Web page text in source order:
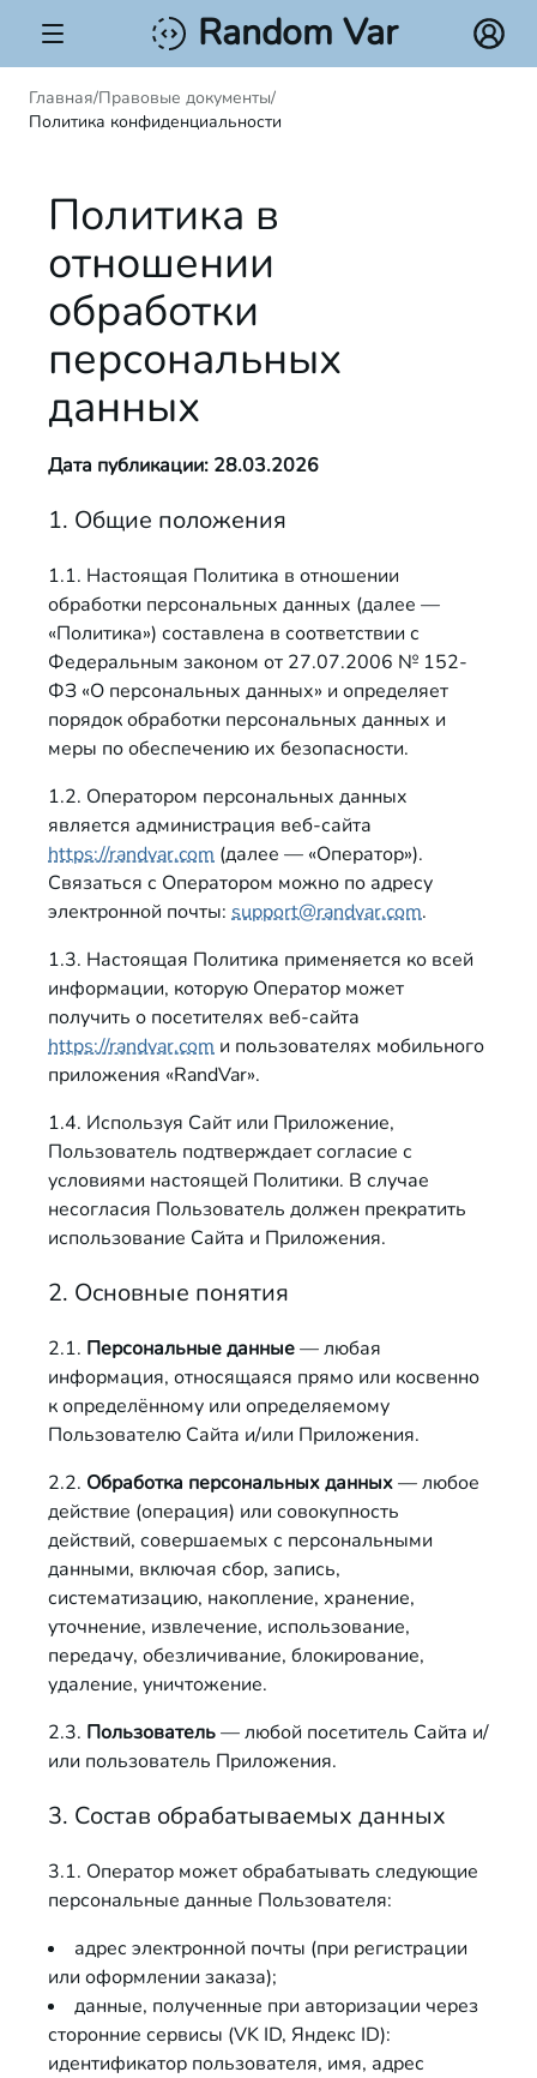
Random Var
Главная/Правовые документы/
Политика конфиденциальности
Политика в
отношении
обработки
персональных
данных
Дата публикации: 28.03.2026
1. Общие положения
1.1. Настоящая Политика в отношении
обработки персональных данных (далее —
«Политика») составлена в соответствии с
Федеральным законом от 27.07.2006 № 152-
ФЗ «О персональных данных» и определяет
порядок обработки персональных данных и
меры по обеспечению их безопасности.
1.2. Оператором персональных данных
является администрация веб-сайта
https://randvar.com (далее — «Оператор»).
Связаться с Оператором можно по адресу
электронной почты: support@randvar.com.
1.3. Настоящая Политика применяется ко всей
информации, которую Оператор может
получить о посетителях веб-сайта
https://randvar.com и пользователях мобильного
приложения «RandVar».
1.4. Используя Сайт или Приложение,
Пользователь подтверждает согласие с
условиями настоящей Политики. В случае
несогласия Пользователь должен прекратить
использование Сайта и Приложения.
2. Основные понятия
2.1. Персональные данные— любая
информация, относящаяся прямо или косвенно
к определённому или определяемому
Пользователю Сайта и/или Приложения.
2.2. Обработка персональных данных— любое
действие (операция) или совокупность
действий, совершаемых с персональными
данными, включая сбор, запись,
систематизацию, накопление, хранение,
уточнение, извлечение, использование,
передачу, обезличивание, блокирование,
удаление, уничтожение.
2.3. Пользователь— любой посетитель Сайта и/
или пользователь Приложения.
3. Состав обрабатываемых данных
3.1. Оператор может обрабатывать следующие
персональные данные Пользователя:
адрес электронной почты (при регистрации
или оформлении заказа);
данные, полученные при авторизации через
сторонние сервисы (VK ID, Яндекс ID):
идентификатор пользователя, имя, адрес